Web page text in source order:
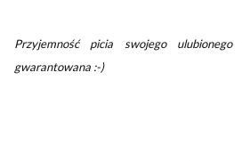
Przyjemność picia swojego
gwarantowana :-)